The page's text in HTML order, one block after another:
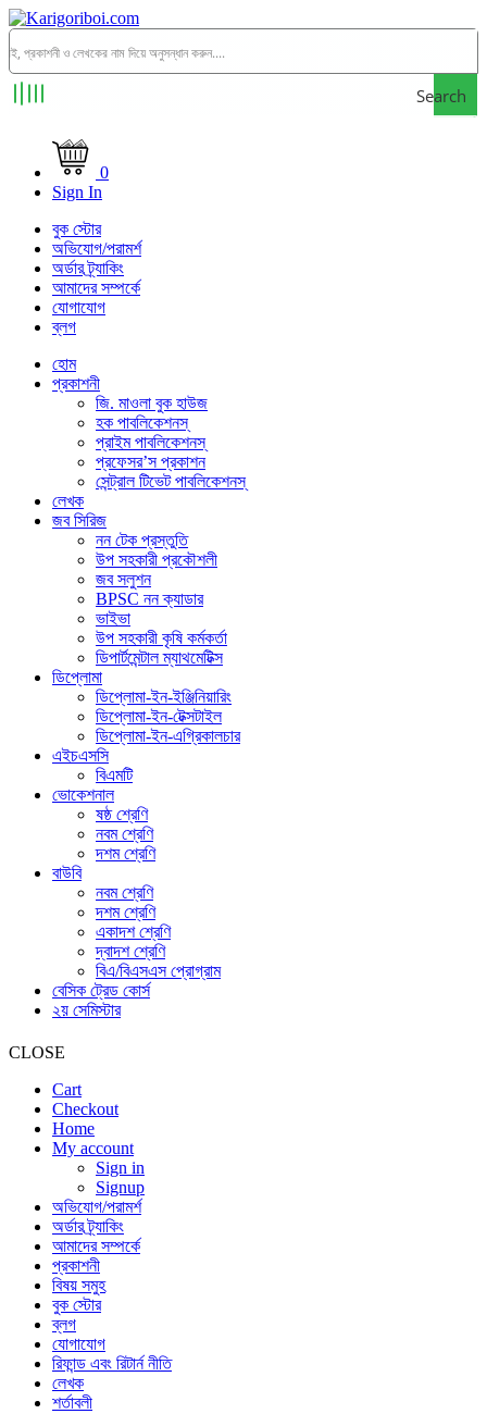
Search
0
Sign In
বুক স্টোর
অভিযোগ/পরামর্শ
অর্ডার ট্র্যাকিং
আমাদের সম্পর্কে
যোগাযোগ
ব্লগ
হোম
প্রকাশনী
জি. মাওলা বুক হাউজ
হক পাবলিকেশনস্
প্রাইম পাবলিকেশনস্
প্রফেসর’স প্রকাশন
সেন্ট্রাল টিভেট পাবলিকেশনস্
লেখক
জব সিরিজ
নন টেক প্রস্তুতি
উপ সহকারী প্রকৌশলী
জব সলুশন
BPSC নন ক্যাডার
ভাইভা
উপ সহকারী কৃষি কর্মকর্তা
ডিপার্টমেন্টাল ম্যাথমেটিক্স
ডিপ্লোমা
ডিপ্লোমা-ইন-ইঞ্জিনিয়ারিং
ডিপ্লোমা-ইন-টেক্সটাইল
ডিপ্লোমা-ইন-এগ্রিকালচার
এইচএসসি
বিএমটি
ভোকেশনাল
ষষ্ঠ শ্রেণি
নবম শ্রেণি
দশম শ্রেণি
বাউবি
নবম শ্রেণি
দশম শ্রেণি
একাদশ শ্রেণি
দ্বাদশ শ্রেণি
বিএ/বিএসএস প্রোগ্রাম
বেসিক ট্রেড কোর্স
২য় সেমিস্টার
CLOSE
Cart
Checkout
Home
My account
Sign in
Signup
অভিযোগ/পরামর্শ
অর্ডার ট্র্যাকিং
আমাদের সম্পর্কে
প্রকাশনী
বিষয় সমুহ
বুক স্টোর
ব্লগ
যোগাযোগ
রিফান্ড এবং রিটার্ন নীতি
লেখক
শর্তাবলী